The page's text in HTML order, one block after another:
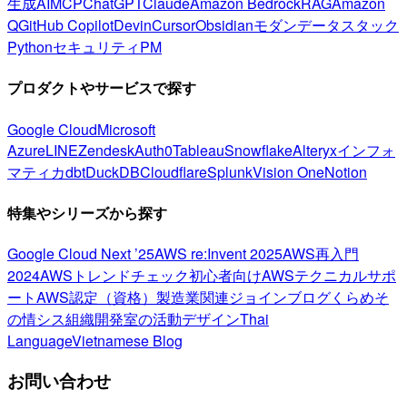
QGitHub CopilotDevinCursorObsidianモダンデータスタック
PythonセキュリティPM
プロダクトやサービスで探す
Google CloudMicrosoft
AzureLINEZendeskAuth0TableauSnowflakeAlteryxインフォ
マティカdbtDuckDBCloudflareSplunkVision OneNotion
特集やシリーズから探す
Google Cloud Next ’25AWS re:Invent 2025AWS再入門
2024AWSトレンドチェック初心者向けAWSテクニカルサポ
ートAWS認定（資格） 製造業関連ジョインブログくらめそ
の情シス組織開発室の活動デザインThai
LanguageVietnamese Blog
お問い合わせ